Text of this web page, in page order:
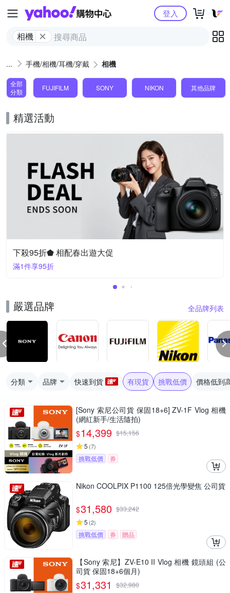
Yahoo購物中心
相機
登入
手機/相機/耳機/穿戴 相機
全部
分類
FUJIFILM SONY NIKON 其他品牌
精選活動
下殺95折⬟ 相配春出遊大促
滿1件享95折
嚴選品牌 全品牌列表
分類 品牌 快速到貨 有現貨 挑戰低價 價格低到
[Sony 索尼公司貨 保固18+6] ZV-1F Vlog 相機
(網紅新手/生活隨拍)
$14,399 $15,156
5 (7)
挑戰低價 券
Nikon COOLPIX P1100 125倍光學變焦 公司貨
$31,580 $33,242
5 (2)
挑戰低價 券 贈品
【Sony 索尼】ZV-E10 II Vlog 相機 鏡頭組 (公
司貨 保固18+6個月)
$31,331 $32,980